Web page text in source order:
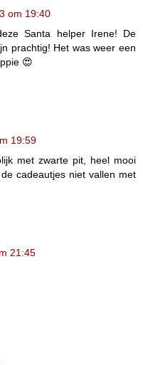
om 19:40
Santa helper Irene! De
prachtig! Het was weer een
😍
19:59
met zwarte pit, heel mooi
cadeautjes niet vallen met
21:45